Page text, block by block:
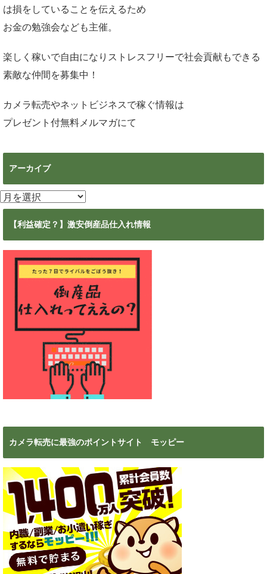
は損をしていることを伝えるため
お金の勉強会なども主催。
楽しく稼いで自由になりストレスフリーで社会貢献もできる
素敵な仲間を募集中！
カメラ転売やネットビジネスで稼ぐ情報は
プレゼント付無料メルマガにて
アーカイブ
ア
ー
【利益確定？】激安倒産品仕入れ情報
カメラ転売に最強のポイントサイト モッピー